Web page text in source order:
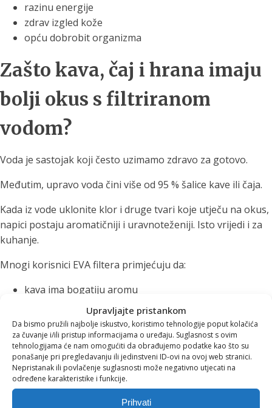
Upravljajte pristankom
Da bismo pružili najbolje iskustvo, koristimo tehnologije poput kolačića
za čuvanje i/ili pristup informacijama o uređaju. Suglasnost s ovim
tehnologijama će nam omogućiti da obrađujemo podatke kao što su
ponašanje pri pregledavanju ili jedinstveni ID-ovi na ovoj web stranici.
Nepristanak ili povlačenje suglasnosti može negativno utjecati na
određene karakteristike i funkcije.
Prihvati
razinu energije
zdrav izgled kože
opću dobrobit organizma
Zašto kava, čaj i hrana imaju
bolji okus s filtriranom
vodom?
Voda je sastojak koji često uzimamo zdravo za gotovo.
Međutim, upravo voda čini više od 95 % šalice kave ili čaja.
Kada iz vode uklonite klor i druge tvari koje utječu na okus,
napici postaju aromatičniji i uravnoteženiji. Isto vrijedi i za
kuhanje.
Mnogi korisnici EVA filtera primjećuju da:
kava ima bogatiju aromu
čajevi razvijaju puniji okus
juhe i umaci postaju ukusniji
manje se stvara kamenac u kuhalima i aparatima za
kavu
Na taj način filtrirana voda poboljšava ne samo hidrataciju
nego i svakodnevne gastronomske rituale.